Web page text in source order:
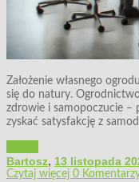
Założenie własnego
się do natury.
zdrowie i samopoczucie –
zyskać satysfakcję z
Bartosz, 13 listopada
Czytaj więcej 0